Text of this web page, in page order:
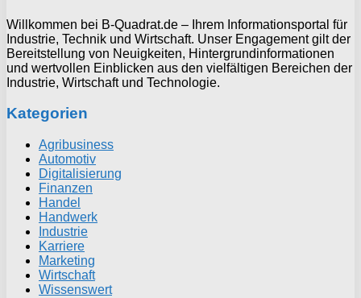
Willkommen bei B-Quadrat.de – Ihrem Informationsportal für
Industrie, Technik und Wirtschaft. Unser Engagement gilt der
Bereitstellung von Neuigkeiten, Hintergrundinformationen
und wertvollen Einblicken aus den vielfältigen Bereichen der
Industrie, Wirtschaft und Technologie.
Kategorien
Agribusiness
Automotiv
Digitalisierung
Finanzen
Handel
Handwerk
Industrie
Karriere
Marketing
Wirtschaft
Wissenswert